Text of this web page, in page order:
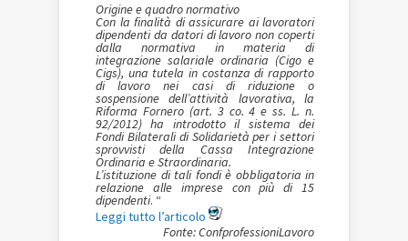
Origine e quadro normativo
Con la finalità di assicurare ai lavoratori
dipendenti da datori di lavoro non coperti
dalla normativa in materia di
integrazione salariale ordinaria (Cigo e
Cigs), una tutela in costanza di rapporto
di lavoro nei casi di riduzione o
sospensione dell’attività lavorativa, la
Riforma Fornero (art. 3 co. 4 e ss. L. n.
92/2012) ha introdotto il sistema dei
Fondi Bilaterali di Solidarietà per i settori
sprovvisti della Cassa Integrazione
Ordinaria e Straordinaria.
L’istituzione di tali fondi è obbligatoria in
relazione alle imprese con più di 15
dipendenti. “
Leggi tutto l’articolo
Fonte: ConfprofessioniLavoro